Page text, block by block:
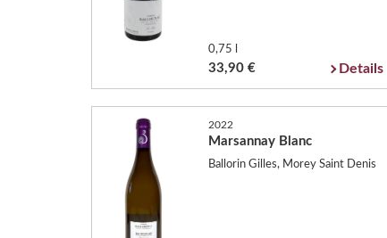
0,75 l
33,90 € Details
2022
Marsannay Blanc
Ballorin Gilles, Morey Saint Denis